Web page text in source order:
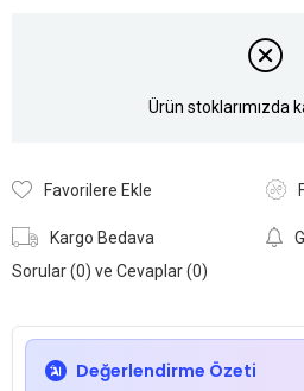
Ürün stoklarımızda
Favorilere Ekle
Kargo Bedava
Sorular (0) ve Cevaplar (0)
Değerlendirme Özeti